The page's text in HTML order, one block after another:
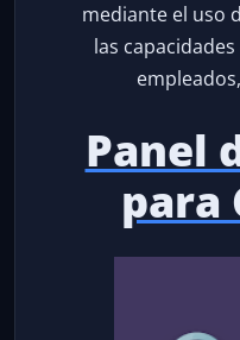
mediante el uso
las
Panel
para